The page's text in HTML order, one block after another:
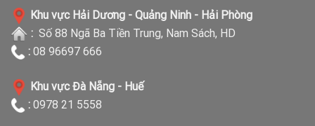
Khu vực Hải Dương - Quảng Ninh - Hải Phòng
: Số 88 Ngã Ba Tiền Trung, Nam Sách, HD
: 08 96697 666
Khu vực Đà Nẵng - Huế
: 0978 21 5558